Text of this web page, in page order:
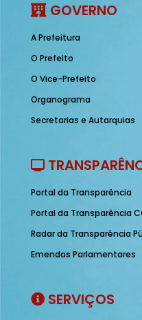
GOVERNO
A Prefeitura
O Prefeito
O Vice-Prefeito
Organograma
Secretarias e Autarquias
Portal da Transparência
Portal da Transparência
Radar da Transparência
Emendas Parlamentares
SERVIÇOS